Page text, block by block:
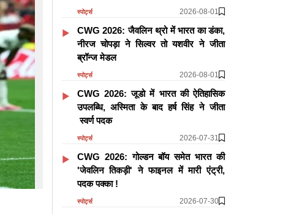
स्पोर्ट्स 2026-08-01
CWG 2026: जैवलिन थ्रो में भारत का डंका,
नीरज चोपड़ा ने सिल्वर तो यशवीर ने जीता
ब्रॉन्ज मेडल
स्पोर्ट्स 2026-08-01
CWG 2026: जूडो में भारत की ऐतिहासिक
उपलब्धि, अस्मिता के बाद हर्ष सिंह ने जीता
स्वर्ण पदक
स्पोर्ट्स 2026-07-31
CWG 2026: गोल्डन बॉय समेत भारत की
'जेवलिन तिकड़ी' ने फाइनल में मारी एंट्री,
पदक पक्का !
स्पोर्ट्स 2026-07-30